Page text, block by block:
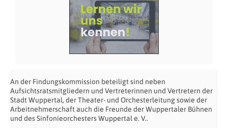
An der Findungskommission beteiligt sind neben
Aufsichtsratsmitgliedern und Vertreterinnen und Vertretern der
Stadt Wuppertal, der Theater- und Orchesterleitung sowie der
Arbeitnehmerschaft auch die Freunde der Wuppertaler Bühnen
und des Sinfonieorchesters Wuppertal e. V..